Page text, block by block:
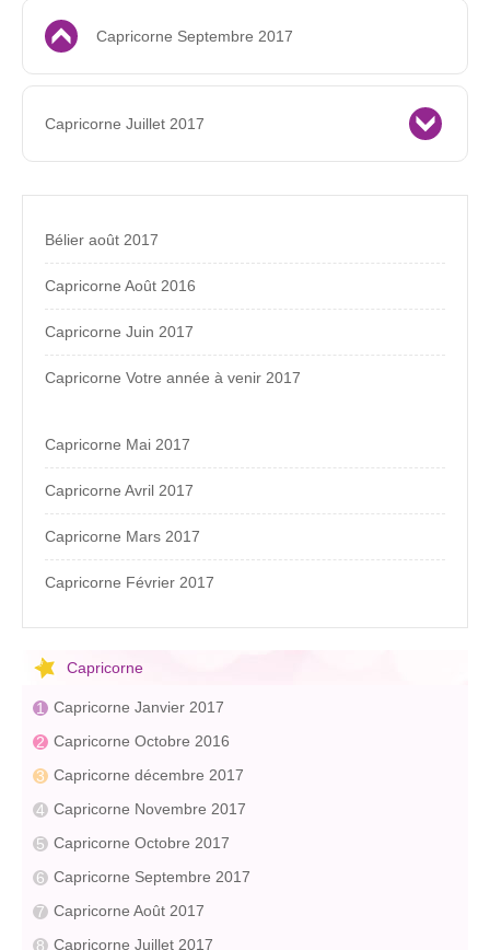
Capricorne Septembre 2017
Capricorne Juillet 2017
Bélier août 2017
Capricorne Août 2016
Capricorne Juin 2017
Capricorne Votre année à venir 2017
Capricorne Mai 2017
Capricorne Avril 2017
Capricorne Mars 2017
Capricorne Février 2017
Capricorne
Capricorne Janvier 2017
Capricorne Octobre 2016
Capricorne décembre 2017
Capricorne Novembre 2017
Capricorne Octobre 2017
Capricorne Septembre 2017
Capricorne Août 2017
Capricorne Juillet 2017